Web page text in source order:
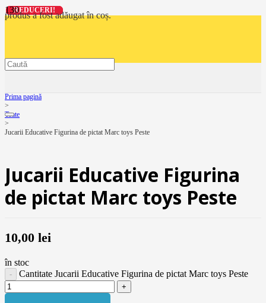
produsa fost adăugat în coș.
Prima pagină
>
Toate
>
Jucarii Educative Figurina de pictat Marc toys Peste
Jucarii Educative Figurina
de pictat Marc toys Peste
10,00 lei
în stoc
Cantitate Jucarii Educative Figurina de pictat Marc toys Peste
REDUCERI!
REDUCERI!
REDUCERI!
REDUCERI!